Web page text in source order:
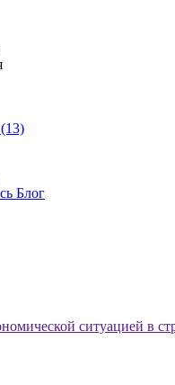
Блог
ситуацией в